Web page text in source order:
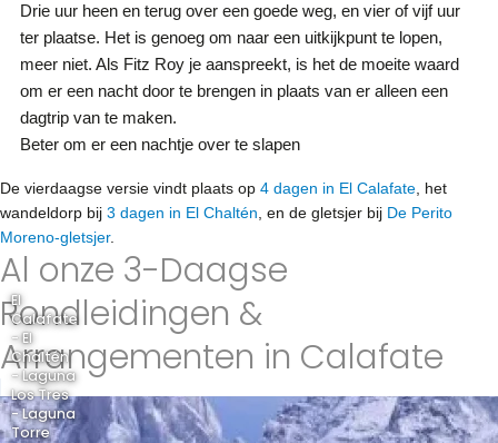
Drie uur heen en terug over een goede weg, en vier of vijf uur
ter plaatse. Het is genoeg om naar een uitkijkpunt te lopen,
meer niet. Als Fitz Roy je aanspreekt, is het de moeite waard
om er een nacht door te brengen in plaats van er alleen een
dagtrip van te maken.
Beter om er een nachtje over te slapen
De vierdaagse versie vindt plaats op 4 dagen in El Calafate , het
wandeldorp bij 3 dagen in El Chaltén , en de gletsjer bij De Perito
Moreno-gletsjer.
Al onze 3-Daagse
Rondleidingen &
Arrangementen in Calafate
El
Calafate
- El
Chaltén
- Laguna
Los Tres
- Laguna
Torre